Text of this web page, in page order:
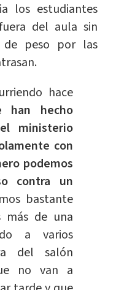
los estudiantes
del aula sin
de peso por las
hace
han hecho
ministerio
con
podemos
contra un
bastante
más de una
a varios
del salón
no van a